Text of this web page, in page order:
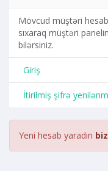
Mövcud müştəri
sıxaraq müştəri
bilərsiniz.
Giriş
İtirilmiş şifrə
Yeni hesab yaradın